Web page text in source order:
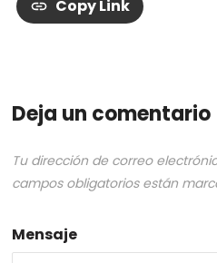
Copy Link
Deja un comentario
Tu dirección de correo
campos obligatorios están
Mensaje